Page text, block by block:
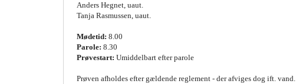
Anders Hegnet, uaut.
Tanja Rasmussen, uaut.
Mødetid: 8.00
Parole: 8.30
Prøvestart: Umiddelbart efter parole
Prøven afholdes efter gældende reglement - der afviges dog ift. vand.